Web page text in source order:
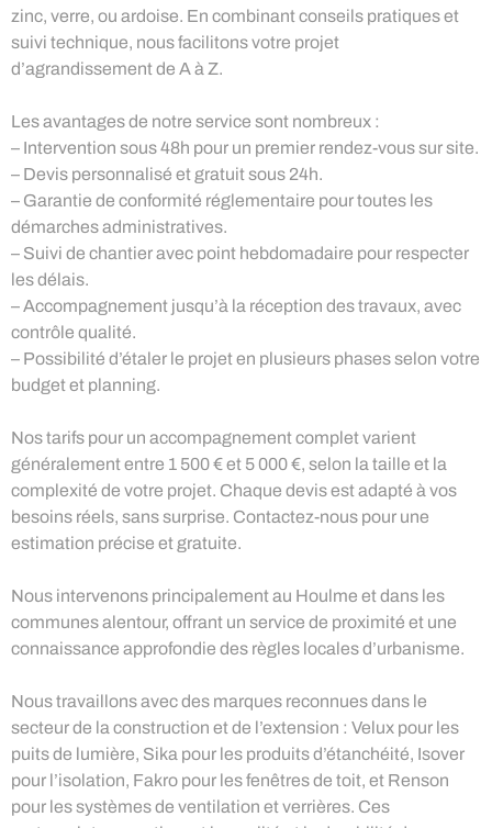
zinc, verre, ou ardoise. En combinant conseils pratiques et
suivi technique, nous facilitons votre projet
d’agrandissement de A à Z.
Les avantages de notre service sont nombreux :
– Intervention sous 48h pour un premier rendez-vous sur site.
– Devis personnalisé et gratuit sous 24h.
– Garantie de conformité réglementaire pour toutes les
démarches administratives.
– Suivi de chantier avec point hebdomadaire pour respecter
les délais.
– Accompagnement jusqu’à la réception des travaux, avec
contrôle qualité.
– Possibilité d’étaler le projet en plusieurs phases selon votre
budget et planning.
Nos tarifs pour un accompagnement complet varient
généralement entre 1 500 € et 5 000 €, selon la taille et la
complexité de votre projet. Chaque devis est adapté à vos
besoins réels, sans surprise. Contactez-nous pour une
estimation précise et gratuite.
Nous intervenons principalement au Houlme et dans les
communes alentour, offrant un service de proximité et une
connaissance approfondie des règles locales d’urbanisme.
Nous travaillons avec des marques reconnues dans le
secteur de la construction et de l’extension : Velux pour les
puits de lumière, Sika pour les produits d’étanchéité, Isover
pour l’isolation, Fakro pour les fenêtres de toit, et Renson
pour les systèmes de ventilation et verrières. Ces